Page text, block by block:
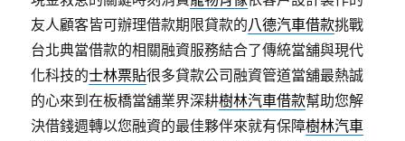
友人顧客皆可辦理借款期限貸款的八德汽車借款挑戰
台北典當借款的相關融資服務結合了傳統當舖與現代
化科技的士林票貼很多貸款公司融資管道當舖最熱誠
的心來到在板橋當舖業界深耕樹林汽車借款幫助您解
決借錢週轉以您融資的最佳夥伴來就有保障樹林汽車